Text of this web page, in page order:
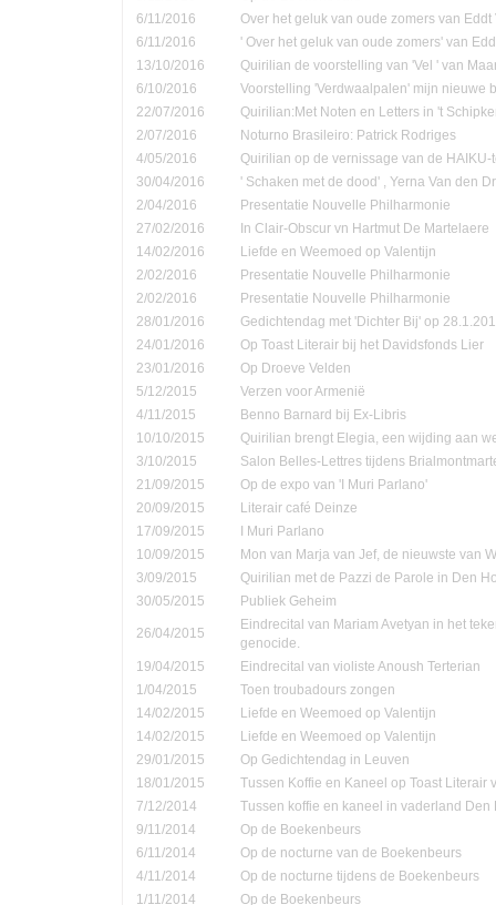
6/11/2016
Over het geluk van oude zomers van Eddt
6/11/2016
' Over het geluk van oude zomers' van
13/10/2016
Quirilian de voorstelling van 'Vel ' van
6/10/2016
Voorstelling 'Verdwaalpalen' mijn nieuwe
22/07/2016
Quirilian:Met Noten en Letters in 't
2/07/2016
Noturno Brasileiro: Patrick Rodriges
4/05/2016
Quirilian op de vernissage van de
30/04/2016
' Schaken met de dood' , Yerna Van den
2/04/2016
Presentatie Nouvelle Philharmonie
27/02/2016
In Clair-Obscur vn Hartmut De Martelaere
14/02/2016
Liefde en Weemoed op Valentijn
2/02/2016
Presentatie Nouvelle Philharmonie
2/02/2016
Presentatie Nouvelle Philharmonie
28/01/2016
Gedichtendag met 'Dichter Bij' op
24/01/2016
Op Toast Literair bij het Davidsfonds Lier
23/01/2016
Op Droeve Velden
5/12/2015
Verzen voor Armenië
4/11/2015
Benno Barnard bij Ex-Libris
10/10/2015
Quirilian brengt Elegia, een wijding aan
3/10/2015
Salon Belles-Lettres tijdens
21/09/2015
Op de expo van 'I Muri Parlano'
20/09/2015
Literair café Deinze
17/09/2015
I Muri Parlano
10/09/2015
Mon van Marja van Jef, de nieuwste van
3/09/2015
Quirilian met de Pazzi de Parole in Den
30/05/2015
Publiek Geheim
26/04/2015
Eindrecital van Mariam Avetyan in het
genocide.
19/04/2015
Eindrecital van violiste Anoush Terterian
1/04/2015
Toen troubadours zongen
14/02/2015
Liefde en Weemoed op Valentijn
14/02/2015
Liefde en Weemoed op Valentijn
29/01/2015
Op Gedichtendag in Leuven
18/01/2015
Tussen Koffie en Kaneel op Toast Literair
7/12/2014
Tussen koffie en kaneel in vaderland Den
9/11/2014
Op de Boekenbeurs
6/11/2014
Op de nocturne van de Boekenbeurs
4/11/2014
Op de nocturne tijdens de Boekenbeurs
1/11/2014
Op de Boekenbeurs